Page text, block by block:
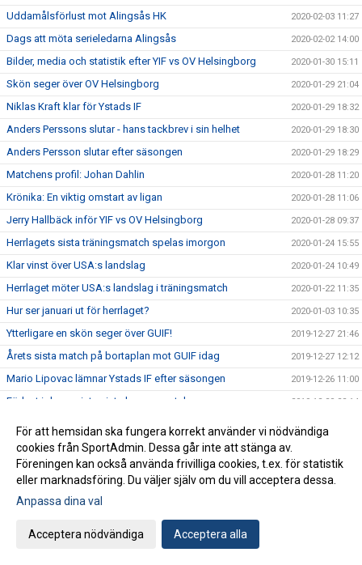
Uddamålsförlust mot Alingsås HK 2020-02-03 11:27
Dags att möta serieledarna Alingsås 2020-02-02 14:00
Bilder, media och statistik efter YIF vs OV Helsingborg 2020-01-30 15:11
Skön seger över OV Helsingborg 2020-01-29 21:04
Niklas Kraft klar för Ystads IF 2020-01-29 18:32
Anders Perssons slutar - hans tackbrev i sin helhet 2020-01-29 18:30
Anders Persson slutar efter säsongen 2020-01-29 18:29
Matchens profil: Johan Dahlin 2020-01-28 11:20
Krönika: En viktig omstart av ligan 2020-01-28 11:06
Jerry Hallbäck inför YIF vs OV Helsingborg 2020-01-28 09:37
Herrlagets sista träningsmatch spelas imorgon 2020-01-24 15:55
Klar vinst över USA:s landslag 2020-01-24 10:49
Herrlaget möter USA:s landslag i träningsmatch 2020-01-22 11:35
Hur ser januari ut för herrlaget? 2020-01-03 10:35
Ytterligare en skön seger över GUIF! 2019-12-27 21:46
Årets sista match på bortaplan mot GUIF idag 2019-12-27 12:12
Mario Lipovac lämnar Ystads IF efter säsongen 2019-12-26 11:00
Förlust i decenniets sista hemmamatch 2019-12-20 22:14
Jerry Hallbäck inför YIF vs IFK Kristianstad 2019-12-19 14:50
Matchens profil: Jonathan Svensson
Krönika: Decenniets sista himmamatch 2019-12-19 11:57
Media, statistik, bilder och referat ifrån YIF vs GUIF
För att hemsidan ska fungera korrekt använder vi nödvändiga
cookies från SportAdmin. Dessa går inte att stänga av.
Föreningen kan också använda frivilliga cookies, t.ex. för statistik
eller marknadsföring. Du väljer själv om du vill acceptera dessa.
Anpassa dina val
Acceptera nödvändiga Acceptera alla